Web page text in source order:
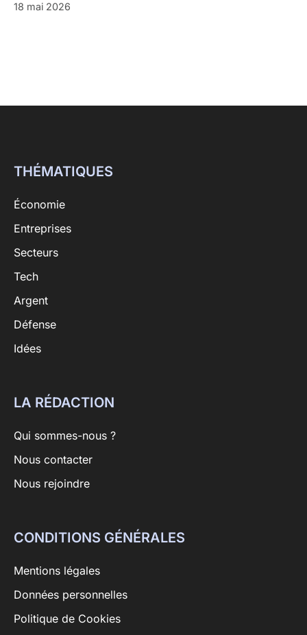
18 mai 2026
THÉMATIQUES
Économie
Entreprises
Secteurs
Tech
Argent
Défense
Idées
LA RÉDACTION
Qui sommes-nous ?
Nous contacter
Nous rejoindre
CONDITIONS GÉNÉRALES
Mentions légales
Données personnelles
Politique de Cookies